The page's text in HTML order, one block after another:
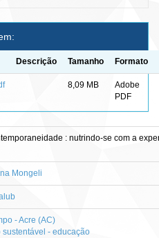
Descrição Tamanho Formato
8,09 MB
Adobe
PDF
: nutrindo-se com a
Mongeli
- Acre (AC)
sustentável - educação